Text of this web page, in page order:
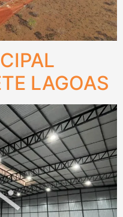
LAGOAS